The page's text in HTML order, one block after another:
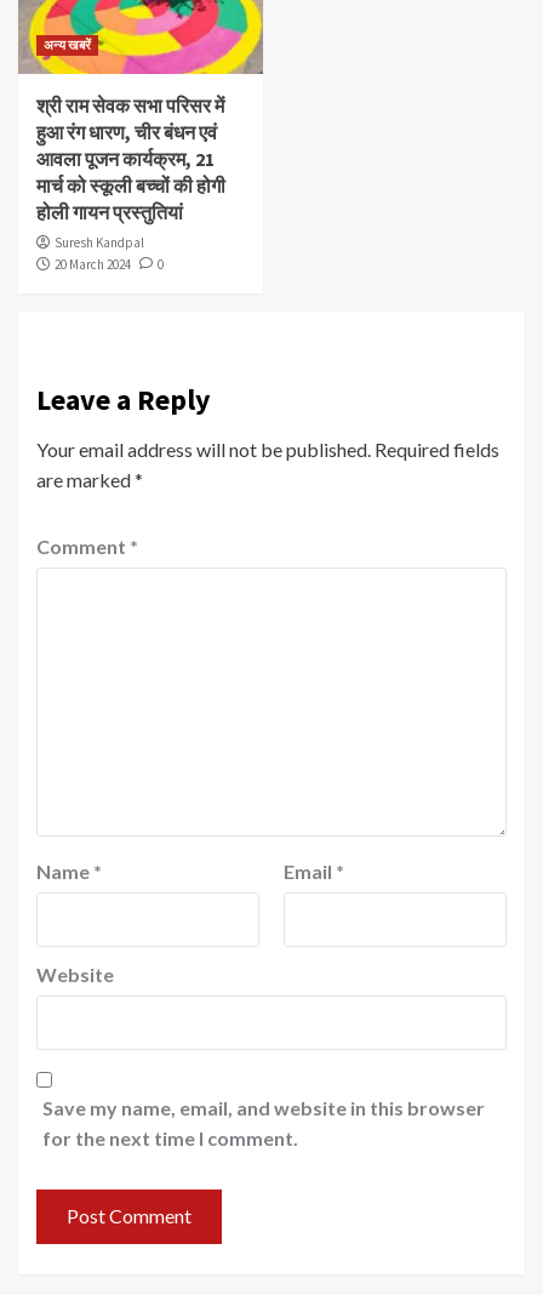
अन्य खबरें
श्री राम सेवक सभा परिसर में
हुआ रंग धारण, चीर बंधन एवं
आवला पूजन कार्यक्रम, 21
मार्च को स्कूली बच्चों की होगी
होली गायन प्रस्तुतियां
Suresh Kandpal
20 March 2024
0
Leave a Reply
Your email address will not be published. Required fields
are marked*
Comment *
Name * Email *
Website
Save my name, email, and website in this browser
for the next time I comment.